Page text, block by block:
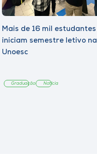
Mais de 16 mil estudantes
iniciam semestre letivo na
Unoesc
Graduação Notícia